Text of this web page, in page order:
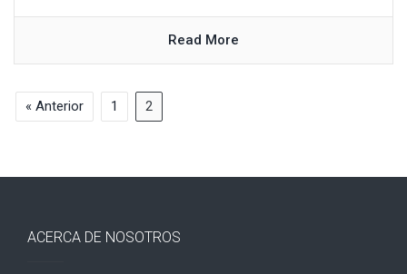
Read More
« Anterior 1 2
ACERCA DE NOSOTROS